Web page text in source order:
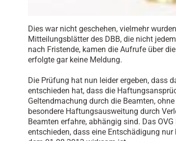
Dies war nicht geschehen, vielmehr
Mitteilungsblätter des DBB, die nicht
nach Fristende, kamen die Aufrufe über
erfolgte gar keine Meldung.
Die Prüfung hat nun leider ergeben, dass
entschieden hat, dass die
Geltendmachung durch die Beamten,
besondere Haftungsausweitung durch
Beamten erfahre, abhängig sind. Das
entschieden, dass eine Entschädigung